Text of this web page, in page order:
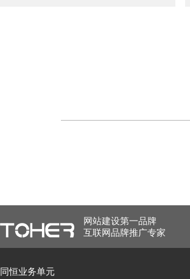
网站建设第一品牌
互联网品牌推广专家
同恒业务单元